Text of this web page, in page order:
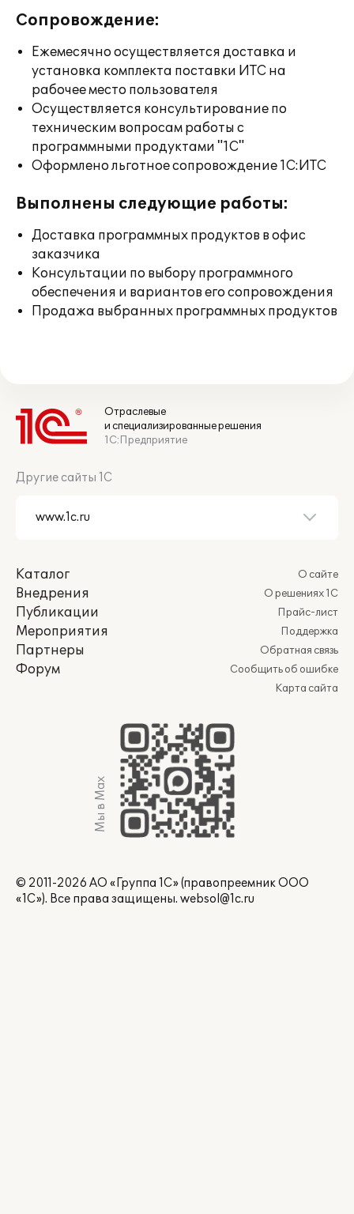
Сопровождение:
Ежемесячно осуществляется доставка и
установка комплекта поставки ИТС на
рабочее место пользователя
Осуществляется консультирование по
техническим вопросам работы с
программными продуктами "1С"
Оформлено льготное сопровождение 1С:ИТС
Выполнены следующие работы:
Доставка программных продуктов в офис
заказчика
Консультации по выбору программного
обеспечения и вариантов его сопровождения
Продажа выбранных программных продуктов
Отраслевые
и специализированные решения
1С:Предприятие
Другие сайты 1С
Каталог
Внедрения
Публикации
Мероприятия
Партнеры
Форум
О сайте
О решениях 1С
Прайс-лист
Поддержка
Обратная связь
Сообщить об ошибке
Карта сайта
Мы в Max
© 2011-2026 АО «Группа 1С» (правопреемник ООО
«1С»). Все права защищены. websol@1c.ru